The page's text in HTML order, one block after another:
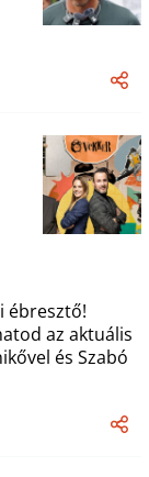
ébresztő!
az aktuális
és Szabó